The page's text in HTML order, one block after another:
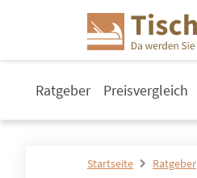
Ratgeber Preisvergleich
Startseite Ratgeber